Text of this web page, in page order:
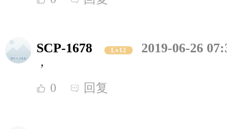
SCP-1678 Lv12
2019-06-26
，
0 回复